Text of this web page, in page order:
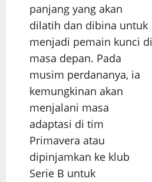
panjang yang akan
dilatih dan dibina untuk
menjadi pemain kunci di
masa depan. Pada
musim perdananya, ia
kemungkinan akan
menjalani masa
adaptasi di tim
Primavera atau
dipinjamkan ke klub
Serie B untuk